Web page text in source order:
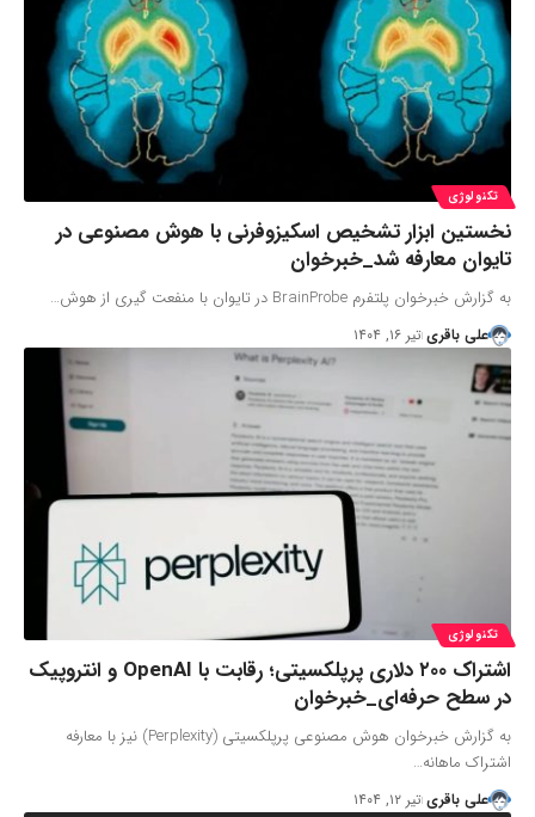
تکنولوژی
نخستین ابزار تشخیص اسکیزوفرنی با هوش مصنوعی در
تایوان معارفه شد_خبرخوان
به گزارش خبرخوان پلتفرم BrainProbe در تایوان با منفعت گیری از هوش…
علی باقری تیر ۱۶, ۱۴۰۴
تکنولوژی
اشتراک ۲۰۰ دلاری پرپلکسیتی؛ رقابت با OpenAI و انتروپیک
در سطح حرفه‌ای_خبرخوان
به گزارش خبرخوان هوش مصنوعی پرپلکسیتی (Perplexity) نیز با معارفه
اشتراک ماهانه…
علی باقری تیر ۱۲, ۱۴۰۴